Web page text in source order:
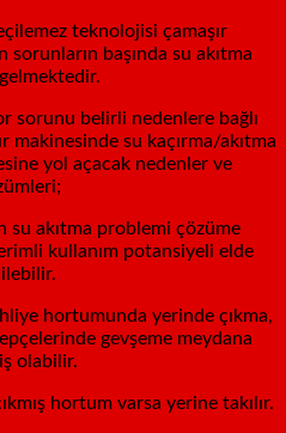
teknolojisi çamaşır
sorunların başında su akıtma
sorunu belirli nedenlere bağlı
makinesinde su kaçırma/akıtma
yol açacak nedenler ve
su akıtma problemi çözüme
kullanım potansiyeli elde
hortumunda yerinde çıkma,
gevşeme meydana
olabilir.
hortum varsa yerine takılır.